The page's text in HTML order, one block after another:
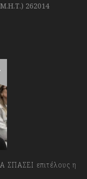
262014
επιτέλους η